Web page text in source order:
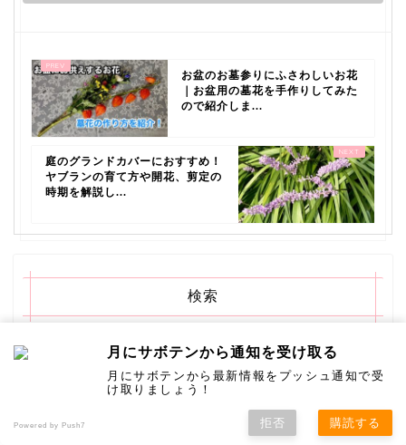
お盆のお墓参りにふさわしいお花
｜お盆用の墓花を手作りしてみた
ので紹介しま...
庭のグランドカバーにおすすめ！
ヤブランの育て方や開花、剪定の
時期を解説し...
検索
月にサボテンから通知を受け取る
月にサボテンから最新情報をプッシュ通知で受
け取りましょう！
Powered by Push7 拒否 購読する